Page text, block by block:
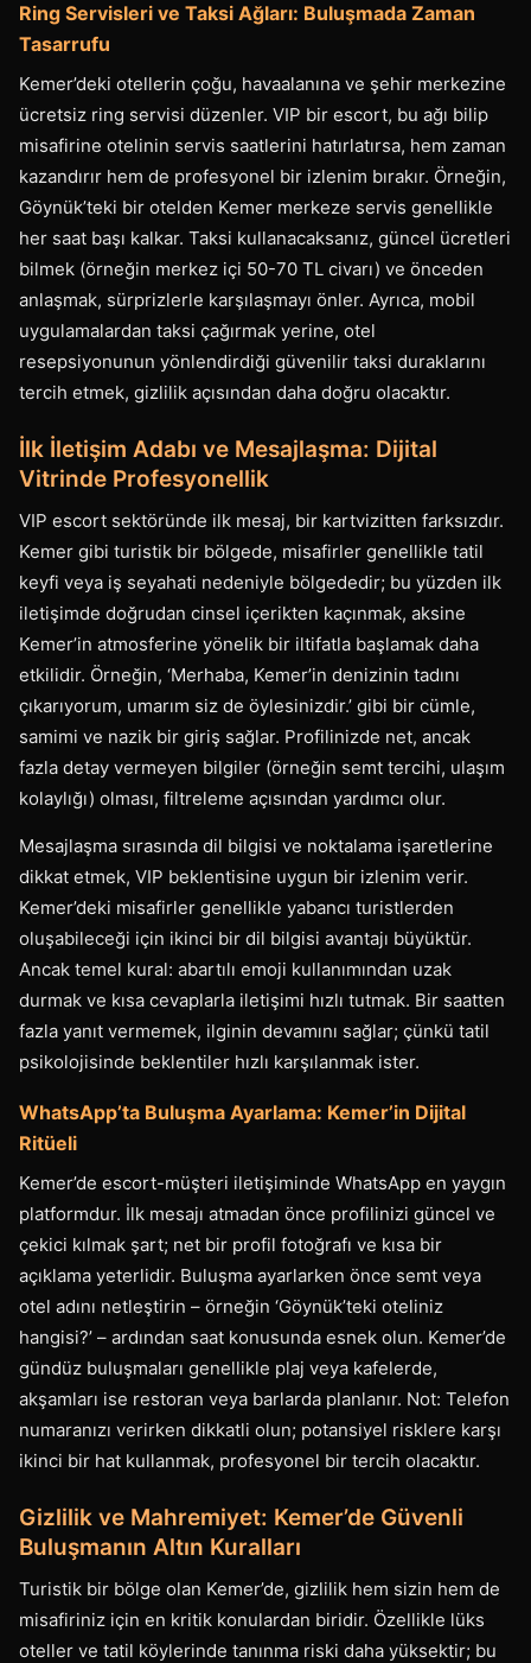
Ring Servisleri ve Taksi Ağları: Buluşmada Zaman
Tasarrufu
Kemer’deki otellerin çoğu, havaalanına ve şehir merkezine
ücretsiz ring servisi düzenler. VIP bir escort, bu ağı bilip
misafirine otelinin servis saatlerini hatırlatırsa, hem zaman
kazandırır hem de profesyonel bir izlenim bırakır. Örneğin,
Göynük’teki bir otelden Kemer merkeze servis genellikle
her saat başı kalkar. Taksi kullanacaksanız, güncel ücretleri
bilmek (örneğin merkez içi 50-70 TL civarı) ve önceden
anlaşmak, sürprizlerle karşılaşmayı önler. Ayrıca, mobil
uygulamalardan taksi çağırmak yerine, otel
resepsiyonunun yönlendirdiği güvenilir taksi duraklarını
tercih etmek, gizlilik açısından daha doğru olacaktır.
İlk İletişim Adabı ve Mesajlaşma: Dijital
Vitrinde Profesyonellik
VIP escort sektöründe ilk mesaj, bir kartvizitten farksızdır.
Kemer gibi turistik bir bölgede, misafirler genellikle tatil
keyfi veya iş seyahati nedeniyle bölgededir; bu yüzden ilk
iletişimde doğrudan cinsel içerikten kaçınmak, aksine
Kemer’in atmosferine yönelik bir iltifatla başlamak daha
etkilidir. Örneğin, ‘Merhaba, Kemer’in denizinin tadını
çıkarıyorum, umarım siz de öylesinizdir.’ gibi bir cümle,
samimi ve nazik bir giriş sağlar. Profilinizde net, ancak
fazla detay vermeyen bilgiler (örneğin semt tercihi, ulaşım
kolaylığı) olması, filtreleme açısından yardımcı olur.
Mesajlaşma sırasında dil bilgisi ve noktalama işaretlerine
dikkat etmek, VIP beklentisine uygun bir izlenim verir.
Kemer’deki misafirler genellikle yabancı turistlerden
oluşabileceği için ikinci bir dil bilgisi avantajı büyüktür.
Ancak temel kural: abartılı emoji kullanımından uzak
durmak ve kısa cevaplarla iletişimi hızlı tutmak. Bir saatten
fazla yanıt vermemek, ilginin devamını sağlar; çünkü tatil
psikolojisinde beklentiler hızlı karşılanmak ister.
WhatsApp’ta Buluşma Ayarlama: Kemer’in Dijital
Ritüeli
Kemer’de escort-müşteri iletişiminde WhatsApp en yaygın
platformdur. İlk mesajı atmadan önce profilinizi güncel ve
çekici kılmak şart; net bir profil fotoğrafı ve kısa bir
açıklama yeterlidir. Buluşma ayarlarken önce semt veya
otel adını netleştirin – örneğin ‘Göynük’teki oteliniz
hangisi?’ – ardından saat konusunda esnek olun. Kemer’de
gündüz buluşmaları genellikle plaj veya kafelerde,
akşamları ise restoran veya barlarda planlanır. Not: Telefon
numaranızı verirken dikkatli olun; potansiyel risklere karşı
ikinci bir hat kullanmak, profesyonel bir tercih olacaktır.
Gizlilik ve Mahremiyet: Kemer’de Güvenli
Buluşmanın Altın Kuralları
Turistik bir bölge olan Kemer’de, gizlilik hem sizin hem de
misafiriniz için en kritik konulardan biridir. Özellikle lüks
oteller ve tatil köylerinde tanınma riski daha yüksektir; bu